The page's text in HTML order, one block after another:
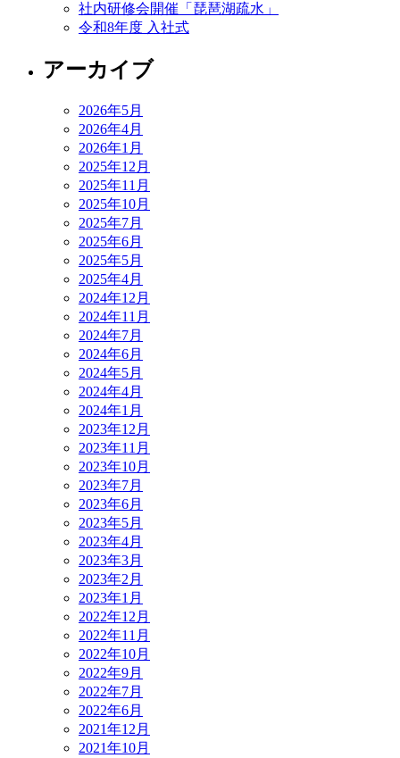
社内研修会開催「琵琶湖疏水」
令和8年度 入社式
アーカイブ
2026年5月
2026年4月
2026年1月
2025年12月
2025年11月
2025年10月
2025年7月
2025年6月
2025年5月
2025年4月
2024年12月
2024年11月
2024年7月
2024年6月
2024年5月
2024年4月
2024年1月
2023年12月
2023年11月
2023年10月
2023年7月
2023年6月
2023年5月
2023年4月
2023年3月
2023年2月
2023年1月
2022年12月
2022年11月
2022年10月
2022年9月
2022年7月
2022年6月
2021年12月
2021年10月